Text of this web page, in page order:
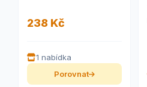
238 Kč
1 nabídka
Porovnat